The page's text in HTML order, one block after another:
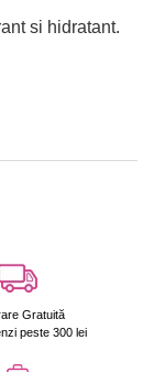
si hidratant.
Gratuită
peste 300 lei